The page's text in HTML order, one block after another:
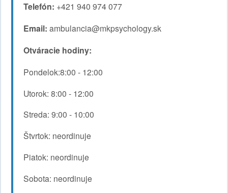
Telefón: +421 940 974 077
Email: ambulancia@mkpsychology.sk
Otváracie hodiny:
Pondelok:8:00 - 12:00
Utorok: 8:00 - 12:00
Streda: 9:00 - 10:00
Štvrtok: neordinuje
Piatok: neordinuje
Sobota: neordinuje